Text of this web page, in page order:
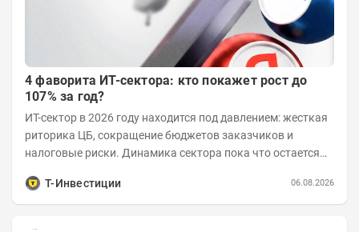
4 фаворита ИТ-сектора: кто покажет рост до
107% за год?
ИТ-сектор в 2026 году находится под давлением: жесткая
риторика ЦБ, сокращение бюджетов заказчиков и
налоговые риски. Динамика сектора пока что остается
Т-Инвестиции
06.08.2026